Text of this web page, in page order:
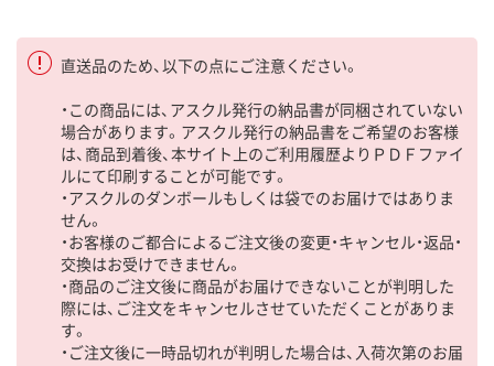
直送品のため、以下の点にご注意ください。
・この商品には、アスクル発行の納品書が同梱されていない
場合があります。アスクル発行の納品書をご希望のお客様
は、商品到着後、本サイト上のご利用履歴よりＰＤＦファイ
ルにて印刷することが可能です。
・アスクルのダンボールもしくは袋でのお届けではありま
せん。
・お客様のご都合によるご注文後の変更・キャンセル・返品・
交換はお受けできません。
・商品のご注文後に商品がお届けできないことが判明した
際には、ご注文をキャンセルさせていただくことがありま
す。
・ご注文後に一時品切れが判明した場合は、入荷次第のお届